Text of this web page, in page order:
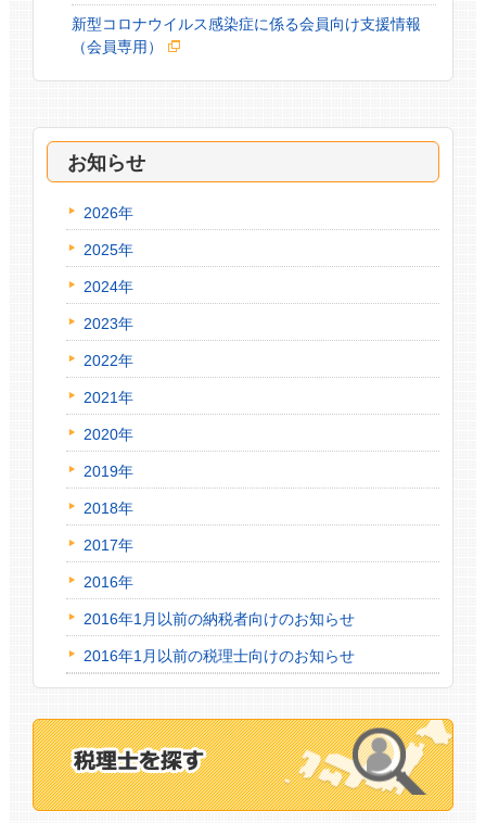
新型コロナウイルス感染症に係る会員向け支援情報
（会員専用）
お知らせ
2026年
2025年
2024年
2023年
2022年
2021年
2020年
2019年
2018年
2017年
2016年
2016年1月以前の納税者向けのお知らせ
2016年1月以前の税理士向けのお知らせ